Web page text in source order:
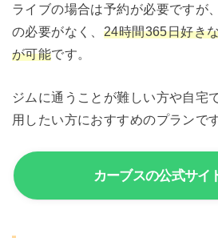
ライブの場合は予約が必要ですが
の必要がなく、 24時間365日好き
が可能です。
ジムに通うことが難しい方や自宅
用したい方におすすめのプランです
カーブスの公式サイ